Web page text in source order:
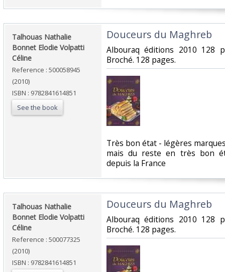
‎Talhouas Nathalie
Bonnet Elodie Volpatti
Céline‎
Reference : 500058945
(2010)
ISBN : 9782841614851
See the book
‎Douceurs du Maghreb‎
‎Albouraq éditions 2010 128
Broché. 128 pages.‎
‎Très bon état - légères
mais du reste en très bon
depuis la France‎
‎Talhouas Nathalie
Bonnet Elodie Volpatti
Céline‎
Reference : 500077325
(2010)
ISBN : 9782841614851
‎Douceurs du Maghreb‎
‎Albouraq éditions 2010 128
Broché. 128 pages.‎